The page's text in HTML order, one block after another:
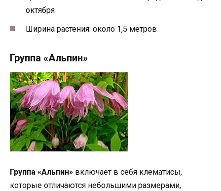
октября
Ширина растения: около 1,5 метров
Группа «Альпин»
Группа «Альпин» включает в себя клематисы,
которые отличаются небольшими размерами,